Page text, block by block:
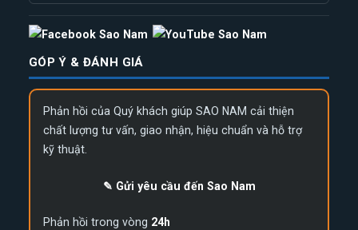
GÓP Ý & ĐÁNH GIÁ
Phản hồi của Quý khách giúp SAO NAM cải thiện
chất lượng tư vấn, giao nhận, hiệu chuẩn và hỗ trợ
kỹ thuật.
✎ Gửi yêu cầu đến Sao Nam
Phản hồi trong vòng 24h